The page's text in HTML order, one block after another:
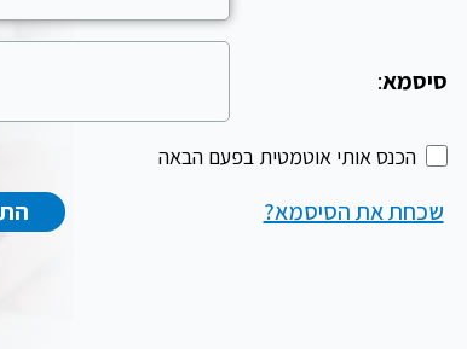
סיסמא:
הכנס אותי אוטמטית בפעם הבאה
שכחת את הסיסמא?